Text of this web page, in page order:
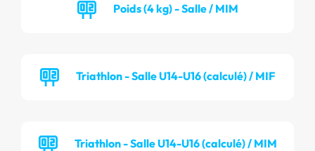
Poids (4 kg) - Salle / MIM
Triathlon - Salle U14-U16 (calculé) / MIF
Triathlon - Salle U14-U16 (calculé) / MIM